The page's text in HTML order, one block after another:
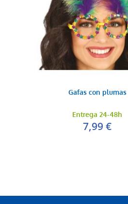
Gafas con plumas
Entrega 24-48h
7,99 €